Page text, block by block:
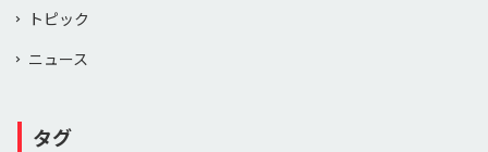
トピック
ニュース
タグ